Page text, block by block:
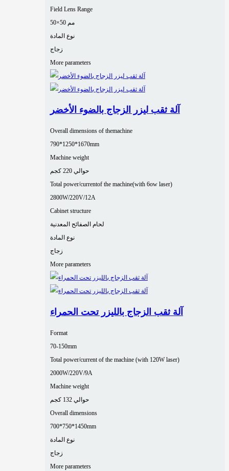
Field Lens Range
50×50 مم
نوع المادة
زجاج
More parameters
آلة ثقب ليزر الزجاج بالضوء الأخضر
Overall dimensions of themachine
790*1250*1670mm
Machine weight
حوالي 220 كجم
Total power/currentof the machine(with 6ow laser)
2800W/220V/12A
Cabinet structure
لحام الصفائح المعدنية
نوع المادة
زجاج
More parameters
آلة ثقب الزجاج بالليزر تحت الحمراء
Format
70-150mm
Total power/current of the machine (with 120W laser)
2000W/220V/9A
Machine weight
حوالي 132 كجم
Overall dimensions
700*750*1450mm
نوع المادة
زجاج
More parameters